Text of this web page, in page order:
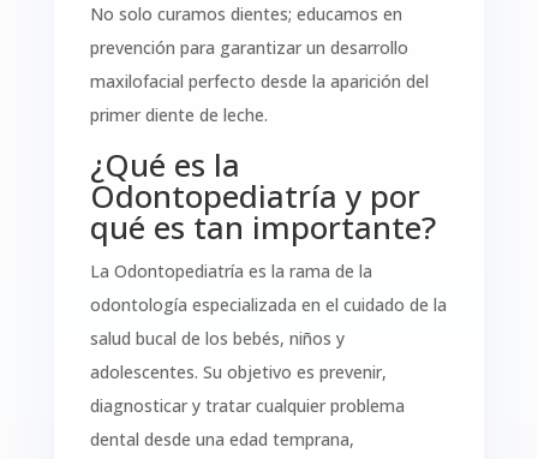
No solo curamos dientes; educamos en
prevención para garantizar un desarrollo
maxilofacial perfecto desde la aparición del
primer diente de leche.
¿Qué es la
Odontopediatría y por
qué es tan importante?
La Odontopediatría es la rama de la
odontología especializada en el cuidado de la
salud bucal de los bebés, niños y
adolescentes. Su objetivo es prevenir,
diagnosticar y tratar cualquier problema
dental desde una edad temprana,